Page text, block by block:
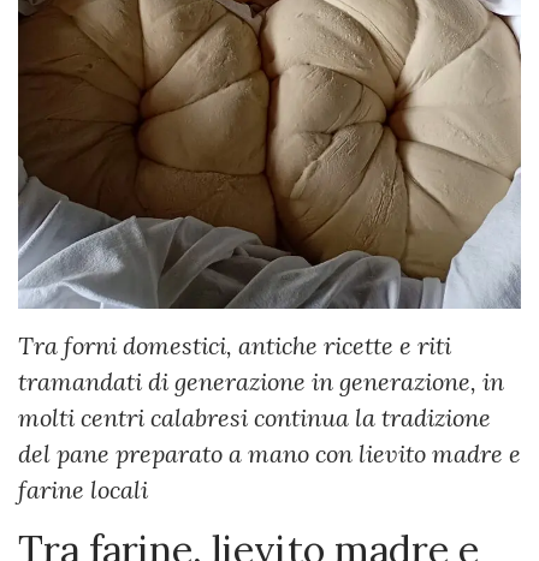
Tra forni domestici, antiche ricette e riti
tramandati di generazione in generazione, in
molti centri calabresi continua la tradizione
del pane preparato a mano con lievito madre e
farine locali
Tra farine, lievito madre e